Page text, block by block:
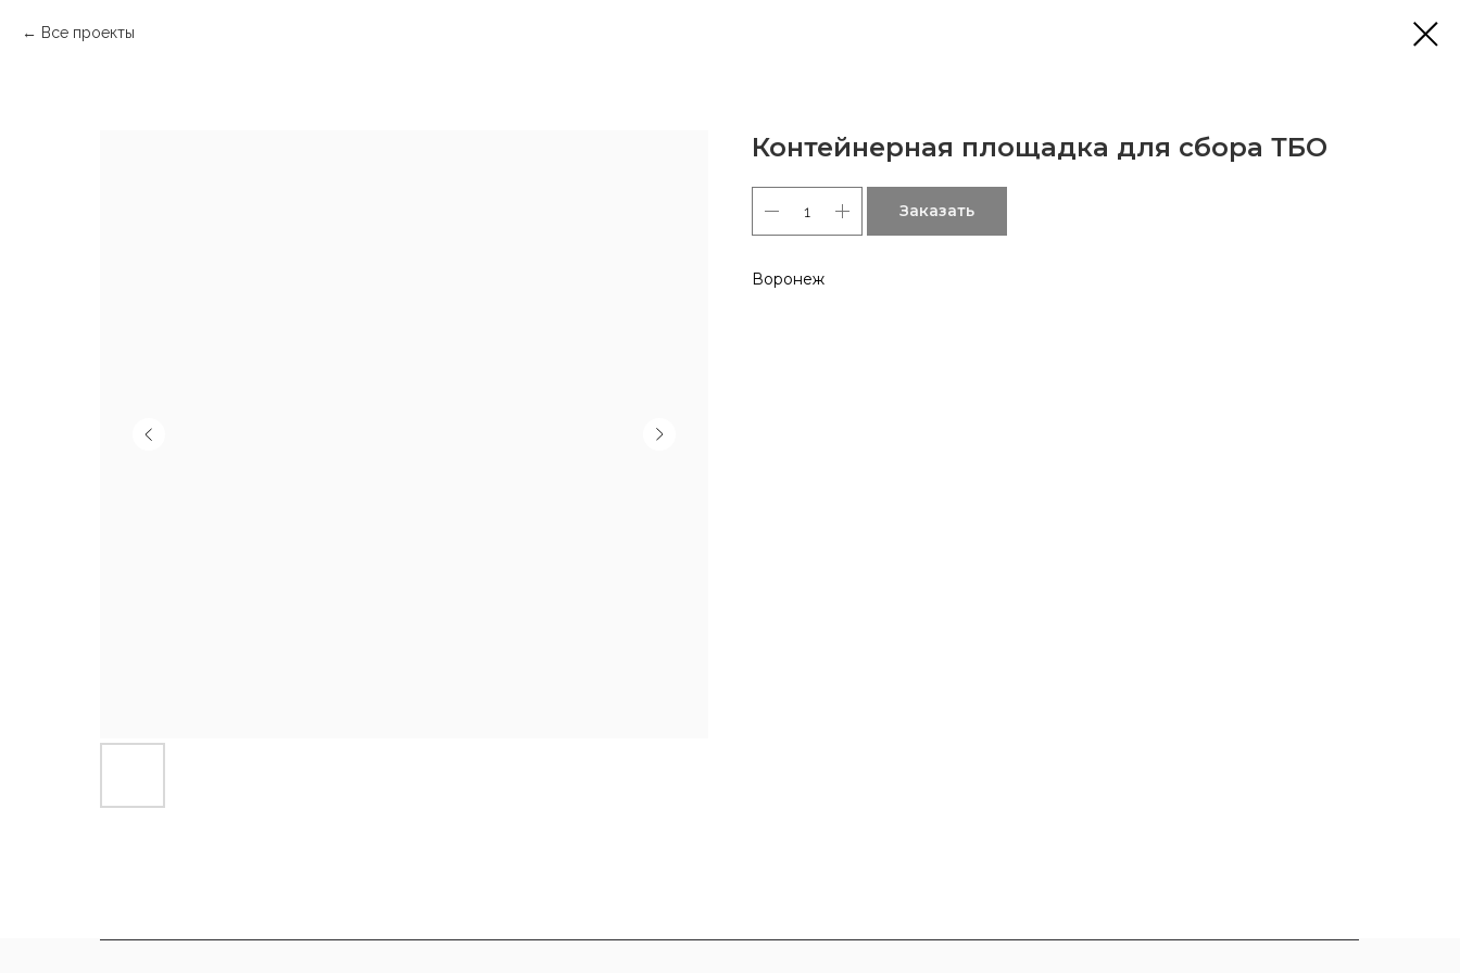
Все проекты
Контейнерная площадка для сбора ТБО
Заказать
Воронеж